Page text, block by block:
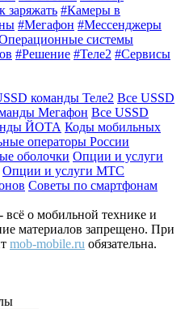
заряжать #Камеры в
#Мегафон #Мессенджеры
системы
#Решение #Теле2 #Сервисы
команды Теле2 Все USSD
Мегафон Все USSD
ЙОТА Коды мобильных
операторы России
оболочки Опции и услуги
Опции и услуги МТС
Советы по смартфонам
о мобильной технике и
материалов запрещено. При
mob-mobile.ru обязательна.